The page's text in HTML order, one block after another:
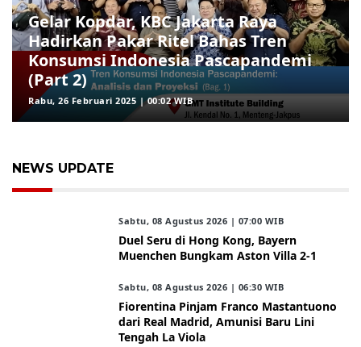
Gelar Kopdar, KBC Jakarta Raya
Hadirkan Pakar Ritel Bahas Tren
Konsumsi Indonesia Pascapandemi
(Part 2)
Rabu, 26 Februari 2025 | 00:02 WIB
NEWS UPDATE
Sabtu, 08 Agustus 2026 | 07:00 WIB
Duel Seru di Hong Kong, Bayern
Muenchen Bungkam Aston Villa 2-1
Sabtu, 08 Agustus 2026 | 06:30 WIB
Fiorentina Pinjam Franco Mastantuono
dari Real Madrid, Amunisi Baru Lini
Tengah La Viola